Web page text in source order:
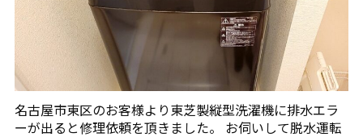
名古屋市東区のお客様より東芝製縦型洗濯機に排水エラ
ーが出ると修理依頼を頂きました。 お伺いして脱水運転